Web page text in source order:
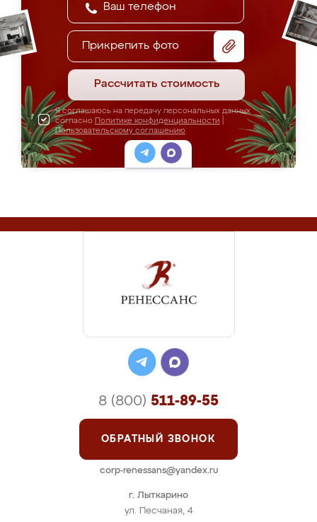
Прикрепить фото
Рассчитать стоимость
Я соглашаюсь на передачу персональных данных
согласно Политике конфиденциальности
Пользовательскому соглашению
г. Лыткарино
ул. Песчаная, 4
8 (800) 511-89-55
ОБРАТНЫЙ ЗВОНОК
corp-renessans@yandex.ru